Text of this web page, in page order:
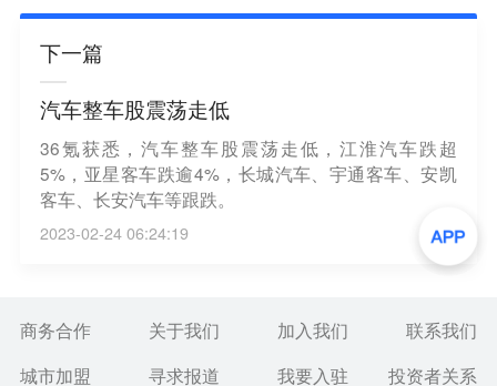
下一篇
汽车整车股震荡走低
36氪获悉，汽车整车股震荡走低，江淮汽车跌超
5%，亚星客车跌逾4%，长城汽车、宇通客车、安凯
客车、长安汽车等跟跌。
2023-02-24 06:24:19
商务合作 关于我们 加入我们
联系我们
城市加盟
寻求报道 我要入驻 投资者关系